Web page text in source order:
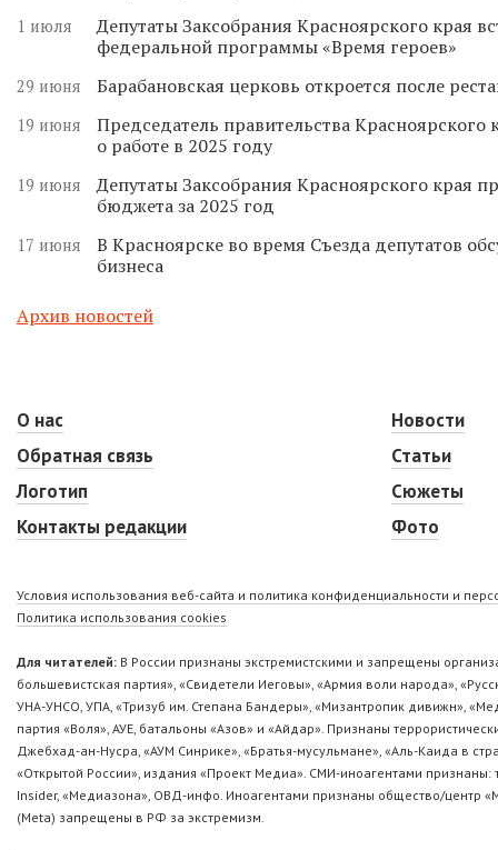
1 июля
Депутаты Заксобрания Красноярского края
федеральной программы «Время героев»
29 июня Барабановская церковь откроется после
19 июня
Председатель правительства Красноярского
о работе в 2025 году
19 июня
Депутаты Заксобрания Красноярского края
бюджета за 2025 год
17 июня
В Красноярске во время Съезда депутатов
бизнеса
Архив новостей
О нас
Обратная связь
Логотип
Контакты редакции
Новости
Статьи
Сюжеты
Фото
Условия использования веб-сайта и политика конфиденциальности и
Политика использования cookies
Для читателей: В России признаны экстремистскими и запрещены
большевистская партия», «Свидетели Иеговы», «Армия воли народа»,
УНА-УНСО, УПА, «Тризуб им. Степана Бандеры», «Мизантропик дивижн»,
партия «Воля», АУЕ, батальоны «Азов» и «Айдар». Признаны
Джебхад-ан-Нусра, «АУМ Синрике», «Братья-мусульмане», «Аль-Каида в
«Открытой России», издания «Проект Медиа». СМИ-иноагентами
Insider, «Медиазона», ОВД-инфо. Иноагентами признаны общество/центр
(Metа) запрещены в РФ за экстремизм.